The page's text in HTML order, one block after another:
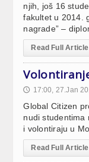
njih, još 16
fakultet u 2014.
nagrade” –
Read Full Article
🕔 17:00, 27.Jan
Global Citizen
nudi studentima
i volontiraju u
Read Full Article